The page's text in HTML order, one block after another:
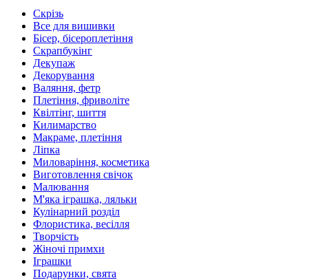
Скрізь
Все для вишивки
Бісер, бісероплетіння
Скрапбукінг
Декупаж
Декорування
Валяння, фетр
Плетіння, фриволіте
Квілтінг, шиття
Килимарство
Макраме, плетіння
Ліпка
Миловаріння, косметика
Виготовлення свічок
Малювання
М'яка іграшка, ляльки
Кулінарний розділ
Флористика, весілля
Творчість
Жіночі примхи
Іграшки
Подарунки, свята